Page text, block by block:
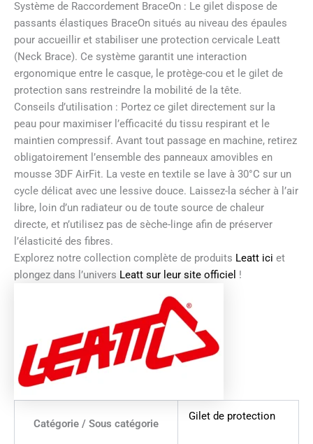
Système de Raccordement BraceOn : Le gilet dispose de
passants élastiques BraceOn situés au niveau des épaules
pour accueillir et stabiliser une protection cervicale Leatt
(Neck Brace). Ce système garantit une interaction
ergonomique entre le casque, le protège-cou et le gilet de
protection sans restreindre la mobilité de la tête.
Conseils d’utilisation : Portez ce gilet directement sur la
peau pour maximiser l’efficacité du tissu respirant et le
maintien compressif. Avant tout passage en machine, retirez
obligatoirement l’ensemble des panneaux amovibles en
mousse 3DF AirFit. La veste en textile se lave à 30°C sur un
cycle délicat avec une lessive douce. Laissez-la sécher à l’air
libre, loin d’un radiateur ou de toute source de chaleur
directe, et n’utilisez pas de sèche-linge afin de préserver
l’élasticité des fibres.
Explorez notre collection complète de produits Leatt ici et
plongez dans l’univers Leatt sur leur site officiel !
Catégorie / Sous catégorie
Gilet de protection